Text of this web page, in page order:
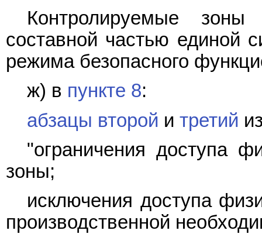
Контролируемые
составной частью единой
режима безопасного
ж) в пункте 8:
абзацы второй и третий
"ограничения доступа
зоны;
исключения доступа
производственной